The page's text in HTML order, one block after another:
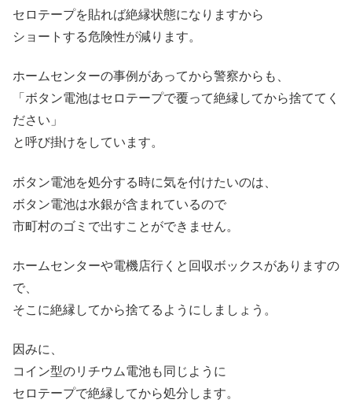
セロテープを貼れば絶縁状態になりますから
ショートする危険性が減ります。
ホームセンターの事例があってから警察からも、
「ボタン電池はセロテープで覆って絶縁してから捨ててく
ださい」
と呼び掛けをしています。
ボタン電池を処分する時に気を付けたいのは、
ボタン電池は水銀が含まれているので
市町村のゴミで出すことができません。
ホームセンターや電機店行くと回収ボックスがありますの
で、
そこに絶縁してから捨てるようにしましょう。
因みに、
コイン型のリチウム電池も同じように
セロテープで絶縁してから処分します。